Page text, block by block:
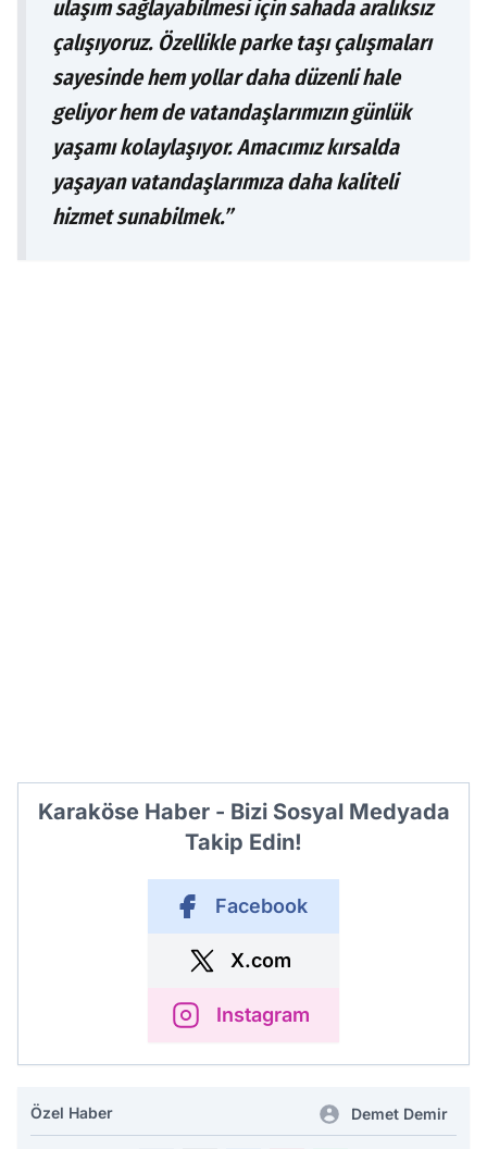
ulaşım sağlayabilmesi için sahada aralıksız
çalışıyoruz. Özellikle parke taşı çalışmaları
sayesinde hem yollar daha düzenli hale
geliyor hem de vatandaşlarımızın günlük
yaşamı kolaylaşıyor. Amacımız kırsalda
yaşayan vatandaşlarımıza daha kaliteli
hizmet sunabilmek.”
Karaköse Haber - Bizi Sosyal Medyada
Takip Edin!
Facebook
X.com
Instagram
Özel Haber Demet Demir